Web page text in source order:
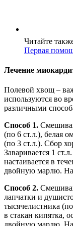
Читайте
Первая
Лечение
Полевой хвощ –
используются во
различными
Способ 1.
(по 6 ст.л.), белая
(по 3 ст.л.). Сбор
Заваривается 1
настаивается в
двойную марлю.
Способ 2.
лапчатки и
тысячелистника
в стакан кипятка,